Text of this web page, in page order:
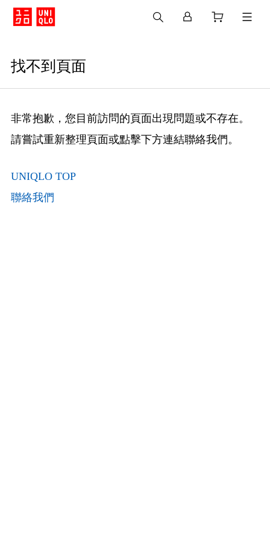
找不到頁面
非常抱歉，您目前訪問的頁面出現問題或不存在。
請嘗試重新整理頁面或點擊下方連結聯絡我們。
UNIQLO TOP
聯絡我們